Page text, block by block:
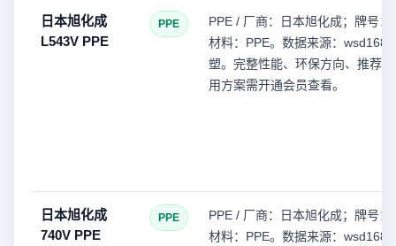
日本旭化成
L543V PPE
PPE
PPE / 厂商：日本旭化成；牌号：
材料：PPE。数据来源：wsd168(
塑。完整性能、环保方向、推荐
用方案需开通会员查看。
日本旭化成
740V PPE
PPE
PPE / 厂商：日本旭化成；牌号：
材料：PPE。数据来源：wsd168(